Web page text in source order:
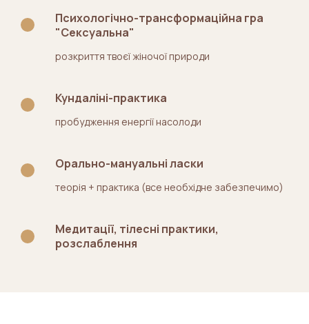
Психологічно-трансформаційна гра
"Сексуальна"
розкриття твоєї жіночої природи
Кундаліні-практика
пробудження енергії насолоди
Орально-мануальні ласки
теорія + практика (все необхідне забезпечимо)
Медитації, тілесні практики,
розслаблення